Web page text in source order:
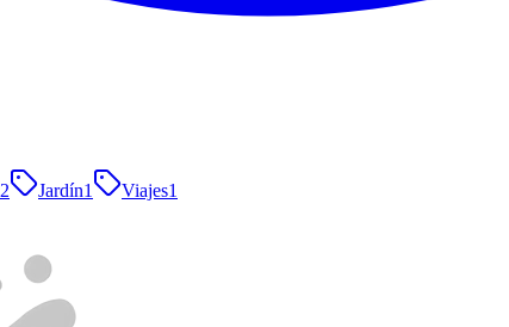
2 Jardín1 Viajes1